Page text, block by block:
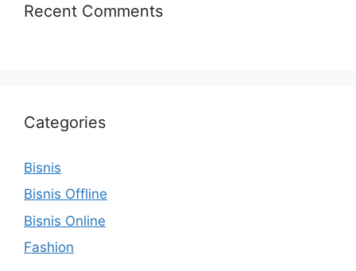
Recent Comments
Categories
Bisnis
Bisnis Offline
Bisnis Online
Fashion